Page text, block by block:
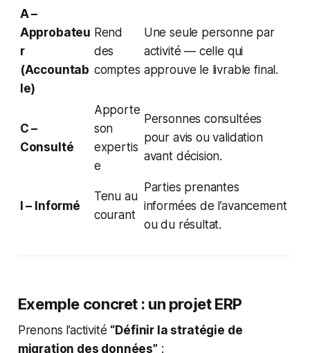
A –
Approbateu
r
(Accountab
le)
Rend
des
comptes
Une seule personne par
activité — celle qui
approuve le livrable final.
C –
Consulté
Apporte
son
expertis
e
Personnes consultées
pour avis ou validation
avant décision.
I – Informé
Tenu au
courant
Parties prenantes
informées de l’avancement
ou du résultat.
Exemple concret : un projet ERP
Prenons l’activité “Définir la stratégie de
migration des données” :